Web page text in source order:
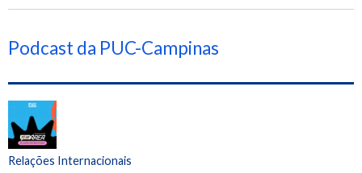
Podcast da PUC-Campinas
Relações Internacionais